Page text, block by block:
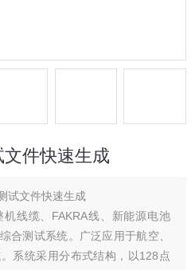
件快速生成
试文件快速生成
线缆、FAKRA线、新能源电池
合测试系统。广泛应用于航空、
系统采用分布式结构，以128点